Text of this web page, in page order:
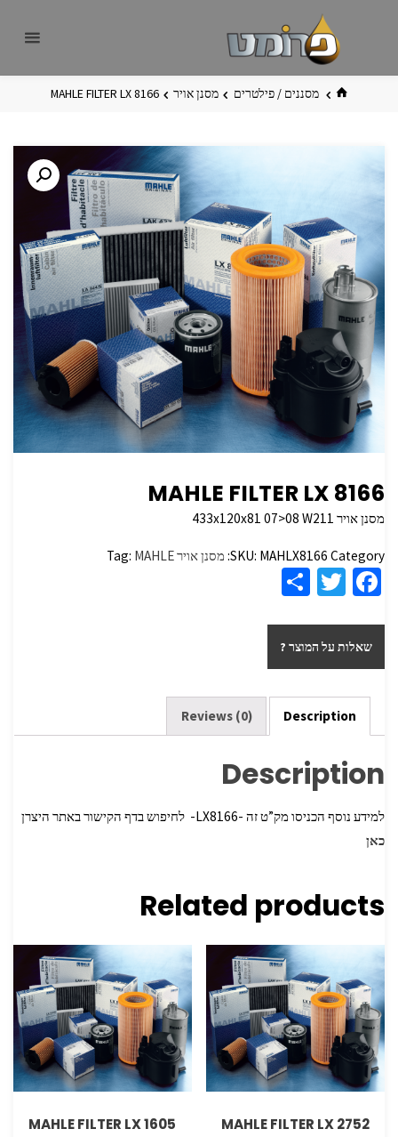
בית מסננים / פילטרים מסנן אויר MAHLE FILTER LX 8166
MAHLE FILTER LX 8166
מסנן אויר 433x120x81 07>08 W211
SKU: MAHLX8166 Category: מסנן אויר Tag: MAHLE
Fa
b
o
o
k
T
tt
er
ar
e
שאלות על המוצר ?
Description
Reviews (0)
Description
למידע נוסף הכניסו מק”ט זה -LX8166- לחיפוש בדף הקישור באתר היצרן
כאן
Related products
MAHLE FILTER LX 2752
MAHLE FILTER LX 1605